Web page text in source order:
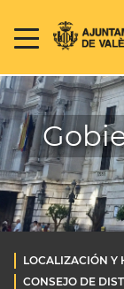
LOCALIZACIÓN Y
CONSEJO DE